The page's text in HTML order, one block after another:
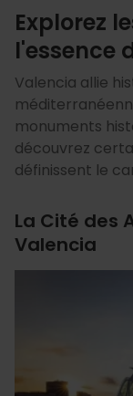
Explorez
l'essence
Valencia allie
monuments
découvrez
définissent le
La Cité des
Valencia